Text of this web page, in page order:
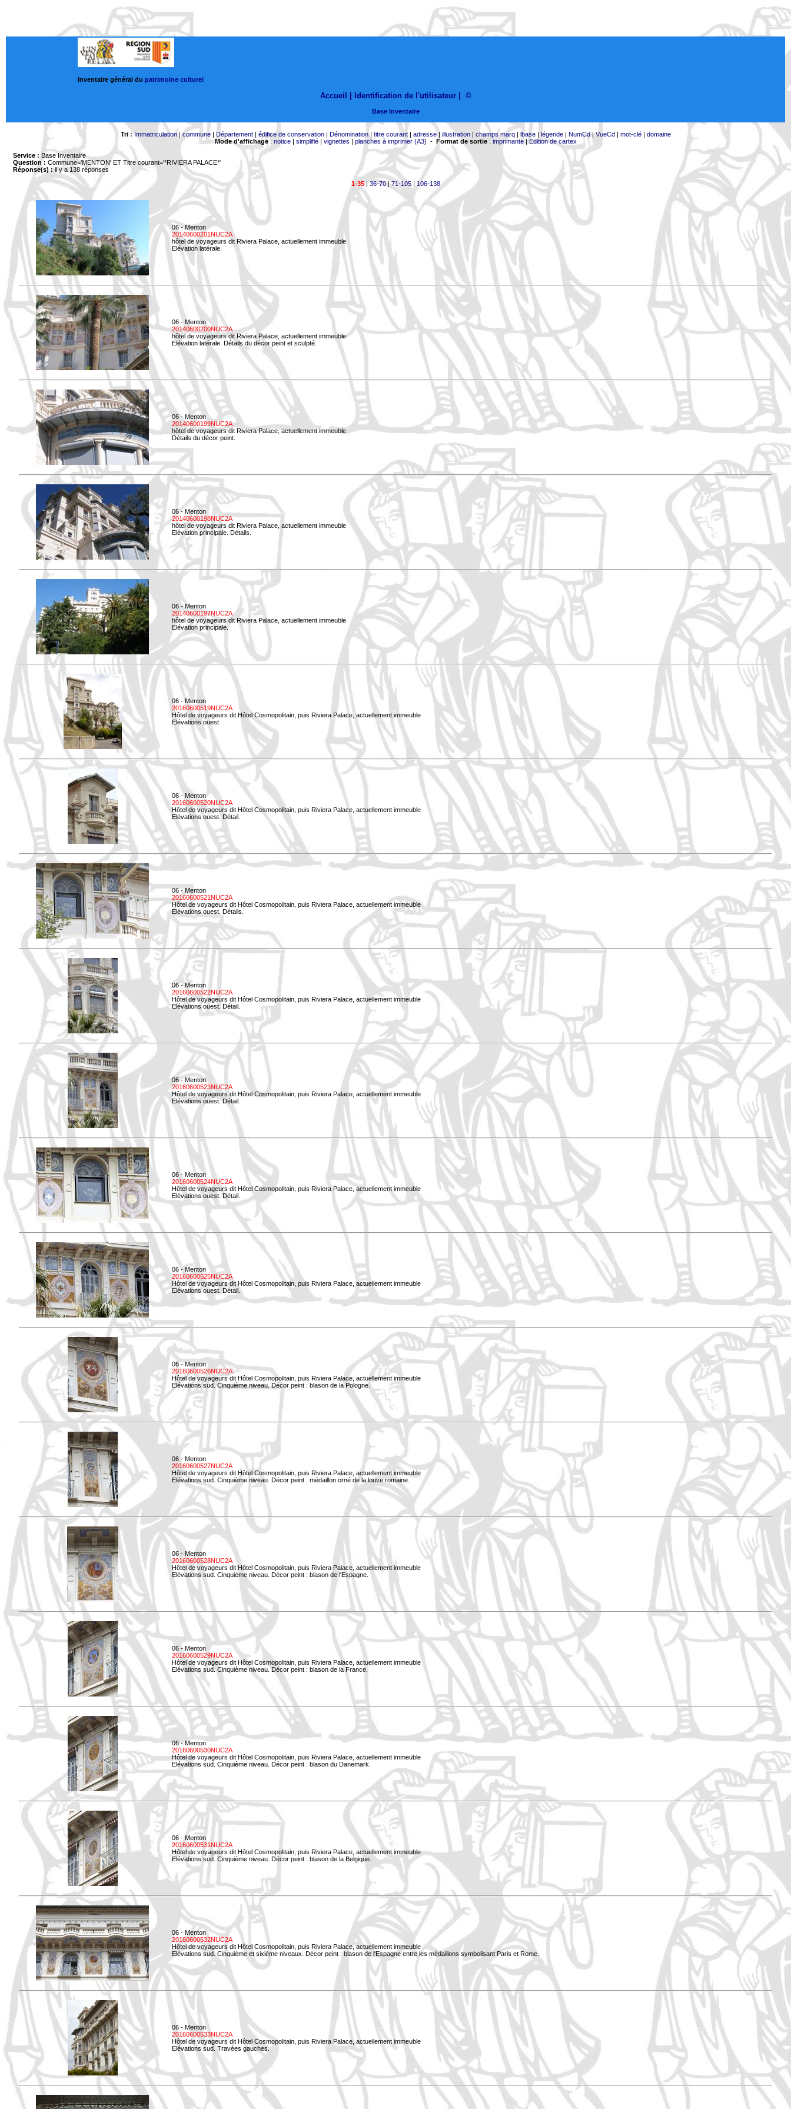
Inventaire général du patrimoine culturel
Accueil | Identification de l'utilisateur ©
Base Inventaire
Tri : Immatriculation|commune| Département| édifice de conservation| Dénomination| titre courant| adresse| illustration| champs marq| lbase| légende| NumCd|VueCd| mot-clé| domaine
Mode d'affichage: notice| simplifié| vignettes | planches à imprimer (A3) - Format de sortie: imprimante|Edition de cartex
Service : Base Inventaire
Question : Commune='MENTON' ET Titre courant='*RIVIERA PALACE*'
Réponse(s) :il y a 138 réponses
1-35|36-70|71-105| 106-138
06 - Menton
20140600201NUC2A
hôtel de voyageurs dit Riviera Palace, actuellement immeuble
Elévation latérale.
06 - Menton
20140600200NUC2A
hôtel de voyageurs dit Riviera Palace, actuellement immeuble
Elévation latérale. Détails du décor peint et sculpté.
06 - Menton
20140600199NUC2A
hôtel de voyageurs dit Riviera Palace, actuellement immeuble
Détails du décor peint.
06 - Menton
20140600198NUC2A
hôtel de voyageurs dit Riviera Palace, actuellement immeuble
Elévation principale. Détails.
06 - Menton
20140600197NUC2A
hôtel de voyageurs dit Riviera Palace, actuellement immeuble
Elévation principale.
06 - Menton
20160600519NUC2A
Hôtel de voyageurs dit Hôtel Cosmopolitain, puis Riviera Palace, actuellement immeuble
Elévations ouest.
06 - Menton
20160600520NUC2A
Hôtel de voyageurs dit Hôtel Cosmopolitain, puis Riviera Palace, actuellement immeuble
Elévations ouest. Détail.
06 - Menton
20160600521NUC2A
Hôtel de voyageurs dit Hôtel Cosmopolitain, puis Riviera Palace, actuellement immeuble
Elévations ouest. Détails.
06 - Menton
20160600522NUC2A
Hôtel de voyageurs dit Hôtel Cosmopolitain, puis Riviera Palace, actuellement immeuble
Elévations ouest. Détail.
06 - Menton
20160600523NUC2A
Hôtel de voyageurs dit Hôtel Cosmopolitain, puis Riviera Palace, actuellement immeuble
Elévations ouest. Détail.
06 - Menton
20160600524NUC2A
Hôtel de voyageurs dit Hôtel Cosmopolitain, puis Riviera Palace, actuellement immeuble
Elévations ouest. Détail.
06 - Menton
20160600525NUC2A
Hôtel de voyageurs dit Hôtel Cosmopolitain, puis Riviera Palace, actuellement immeuble
Elévations ouest. Détail.
06 - Menton
20160600526NUC2A
Hôtel de voyageurs dit Hôtel Cosmopolitain, puis Riviera Palace, actuellement immeuble
Elévations sud. Cinquième niveau. Décor peint : blason de la Pologne.
06 - Menton
20160600527NUC2A
Hôtel de voyageurs dit Hôtel Cosmopolitain, puis Riviera Palace, actuellement immeuble
Elévations sud. Cinquième niveau. Décor peint : médaillon orné de la louve romaine.
06 - Menton
20160600528NUC2A
Hôtel de voyageurs dit Hôtel Cosmopolitain, puis Riviera Palace, actuellement immeuble
Elévations sud. Cinquième niveau. Décor peint : blason de l'Espagne.
06 - Menton
20160600529NUC2A
Hôtel de voyageurs dit Hôtel Cosmopolitain, puis Riviera Palace, actuellement immeuble
Elévations sud. Cinquième niveau. Décor peint : blason de la France.
06 - Menton
20160600530NUC2A
Hôtel de voyageurs dit Hôtel Cosmopolitain, puis Riviera Palace, actuellement immeuble
Elévations sud. Cinquième niveau. Décor peint : blason du Danemark.
06 - Menton
20160600531NUC2A
Hôtel de voyageurs dit Hôtel Cosmopolitain, puis Riviera Palace, actuellement immeuble
Elévations sud. Cinquième niveau. Décor peint : blason de la Belgique.
06 - Menton
20160600532NUC2A
Hôtel de voyageurs dit Hôtel Cosmopolitain, puis Riviera Palace, actuellement immeuble
Elévations sud. Cinquième et sixième niveaux. Décor peint : blason de l'Espagne entre les médaillons symbolisant Paris et Rome.
06 - Menton
20160600533NUC2A
Hôtel de voyageurs dit Hôtel Cosmopolitain, puis Riviera Palace, actuellement immeuble
Elévations sud. Travées gauches.